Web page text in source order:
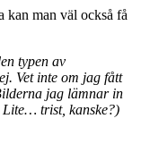
kan man väl också få
typen av
Vet inte om jag fått
jag lämnar in
Lite… trist, kanske?)